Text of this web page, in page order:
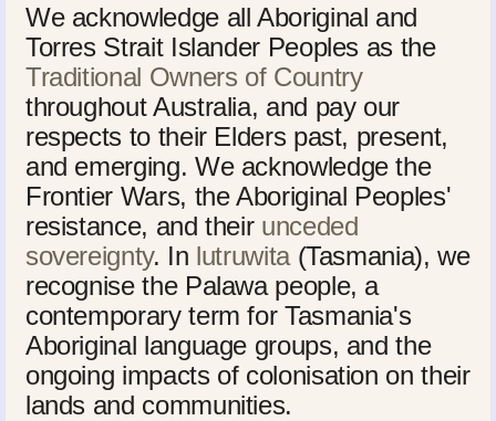
We acknowledge all Aboriginal and
Torres Strait Islander Peoples as the
Traditional Owners of Country
throughout Australia, and pay our
respects to their Elders past, present,
and emerging. We acknowledge the
Frontier Wars, the Aboriginal Peoples'
resistance, and their unceded
sovereignty. In lutruwita(Tasmania), we
recognise the Palawa people, a
contemporary term for Tasmania's
Aboriginal language groups, and the
ongoing impacts of colonisation on their
lands and communities.